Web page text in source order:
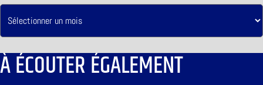
À ÉCOUTER ÉGALEMENT